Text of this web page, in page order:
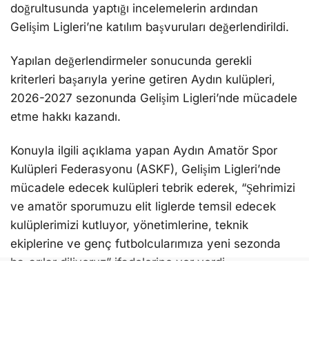
doğrultusunda yaptığı incelemelerin ardından
Gelişim Ligleri’ne katılım başvuruları değerlendirildi.
Yapılan değerlendirmeler sonucunda gerekli
kriterleri başarıyla yerine getiren Aydın kulüpleri,
2026-2027 sezonunda Gelişim Ligleri’nde mücadele
etme hakkı kazandı.
Konuyla ilgili açıklama yapan Aydın Amatör Spor
Kulüpleri Federasyonu (ASKF), Gelişim Ligleri’nde
mücadele edecek kulüpleri tebrik ederek, “Şehrimizi
ve amatör sporumuzu elit liglerde temsil edecek
kulüplerimizi kutluyor, yönetimlerine, teknik
ekiplerine ve genç futbolcularımıza yeni sezonda
başarılar diliyoruz” ifadelerine yer verdi.